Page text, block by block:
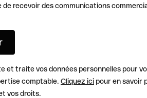
recevoir des communications
et traite vos données personnelles pour
comptable. Cliquez ici pour en savoir
vos droits.